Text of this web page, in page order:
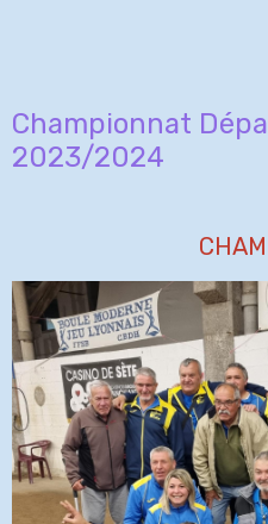
Championnat
2023/2024